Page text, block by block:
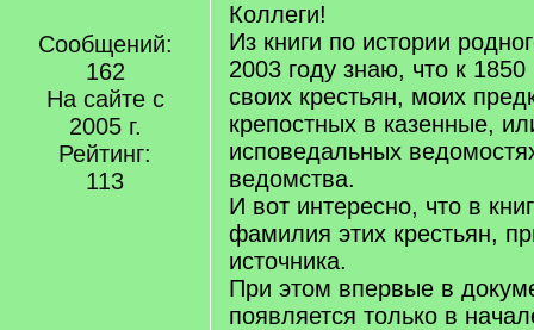
Сообщений:
162
На сайте с
2005 г.
Рейтинг:
113
Коллеги!
Из книги по истории
2003 году знаю, что к
своих крестьян, моих
крепостных в казенные,
исповедальных
ведомства.
И вот интересно, что в
фамилия этих крестьян,
источника.
При этом впервые в
появляется только в